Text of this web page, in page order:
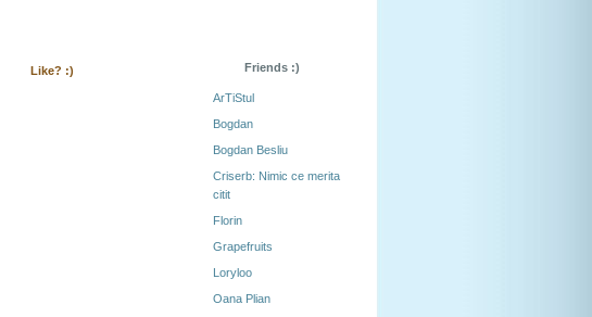
Like? :) Friends :)
ArTiStul
Bogdan
Bogdan Besliu
Criserb: Nimic ce merita
citit
Florin
Grapefruits
Loryloo
Oana Plian